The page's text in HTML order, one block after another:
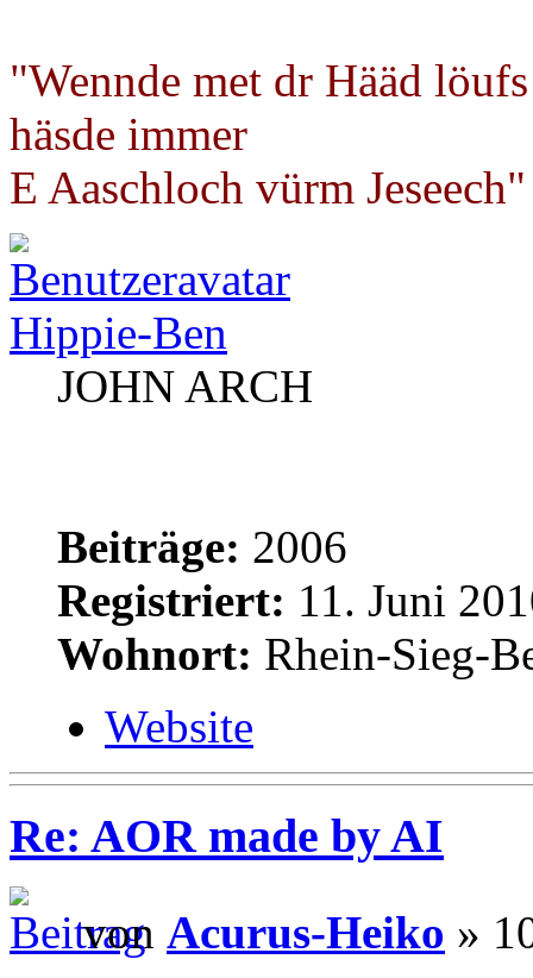
"Wennde met dr Hääd löufs
häsde immer
E Aaschloch vürm Jeseech"
Hippie-Ben
JOHN ARCH
Beiträge: 2006
Registriert: 11. Juni
Wohnort: Rhein-Sieg-
Website
Re: AOR made by AI
von Acurus-Heiko »